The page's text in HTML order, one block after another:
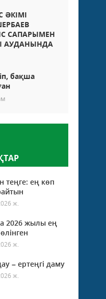
ӘКІМІ
САПАРЫМЕН
АУДАНЫНДА
бақша
теңге: ең көп
ж.
2026 жылы ең
ж.
– ертеңгі даму
ж.